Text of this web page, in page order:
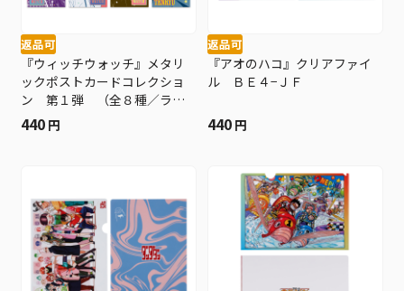
返品可
『ウィッチウォッチ』メタリ
ックポストカードコレクショ
ン 第１弾 （全８種／ラン
ダム１種入り） ＢＥ４−ＪＳ
440 円
返品可
『アオのハコ』クリアファイ
ル ＢＥ４−ＪＦ
440 円